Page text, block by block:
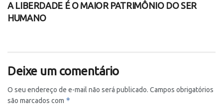
A LIBERDADE É O MAIOR PATRIMÔNIO DO SER
HUMANO
Deixe um comentário
O seu endereço de e-mail não será publicado. Campos obrigatórios
são marcados com *